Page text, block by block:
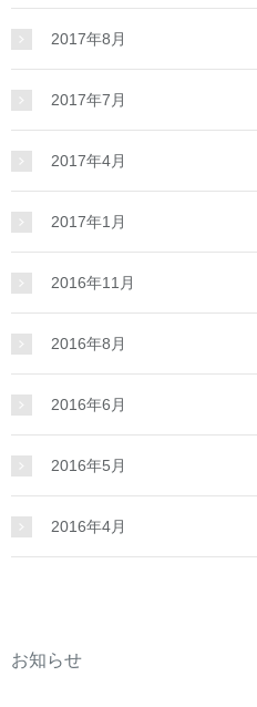
2017年8月
2017年7月
2017年4月
2017年1月
2016年11月
2016年8月
2016年6月
2016年5月
2016年4月
お知らせ